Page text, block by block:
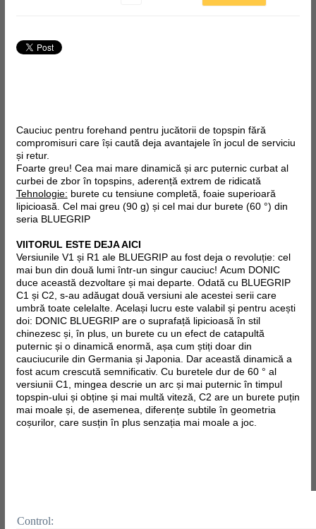
Cauciuc pentru forehand pentru jucătorii de topspin fără
compromisuri care își caută deja avantajele în jocul de serviciu
și retur.
Foarte greu! Cea mai mare dinamică și arc puternic curbat al
curbei de zbor în topspins, aderență extrem de ridicată
Tehnologie: burete cu tensiune completă, foaie superioară
lipicioasă. Cel mai greu (90 g) și cel mai dur burete (60 °) din
seria BLUEGRIP
VIITORUL ESTE DEJA AICI
Versiunile V1 și R1 ale BLUEGRIP au fost deja o revoluție: cel
mai bun din două lumi într-un singur cauciuc! Acum DONIC
duce această dezvoltare și mai departe. Odată cu BLUEGRIP
C1 și C2, s-au adăugat două versiuni ale acestei serii care
umbră toate celelalte. Același lucru este valabil și pentru acești
doi: DONIC BLUEGRIP are o suprafață lipicioasă în stil
chinezesc și, în plus, un burete cu un efect de catapultă
puternic și o dinamică enormă, așa cum știți doar din
cauciucurile din Germania și Japonia. Dar această dinamică a
fost acum crescută semnificativ. Cu buretele dur de 60 ° al
versiunii C1, mingea descrie un arc și mai puternic în timpul
topspin-ului și obține și mai multă viteză, C2 are un burete puțin
mai moale și, de asemenea, diferențe subtile în geometria
coșurilor, care susțin în plus senzația mai moale a joc.
Control: